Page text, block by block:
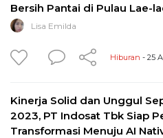
Bersih Pantai di Pulau Lae-
Lisa Emilda
Hiburan - 25
Kinerja Solid dan Unggul
2023, PT Indosat Tbk Siap
Transformasi Menuju AI